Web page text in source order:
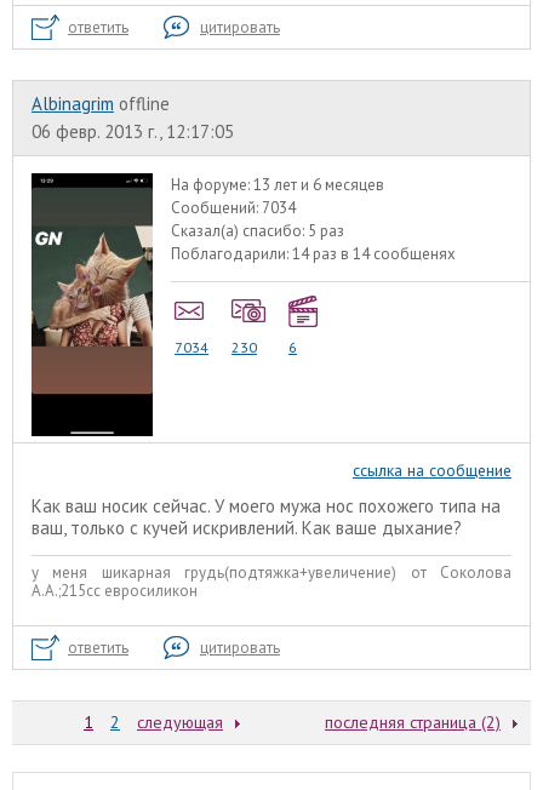
ответить цитировать
Albinagrim offline
06 февр. 2013 г., 12:17:05
На форуме:13 лет и 6 месяцев
Сообщений: 7034
Сказал(а) спасибо: 5 раз
Поблагодарили:14 раз в 14 сообщенях
7034 230 6
ссылка на сообщение
Как ваш носик сейчас. У моего мужа нос похожего типа на
ваш, только с кучей искривлений. Как ваше дыхание?
у меня шикарная грудь(подтяжка+увеличение) от Соколова
А.А.;215сс евросиликон
ответить цитировать
1 2 следующая последняя страница (2)